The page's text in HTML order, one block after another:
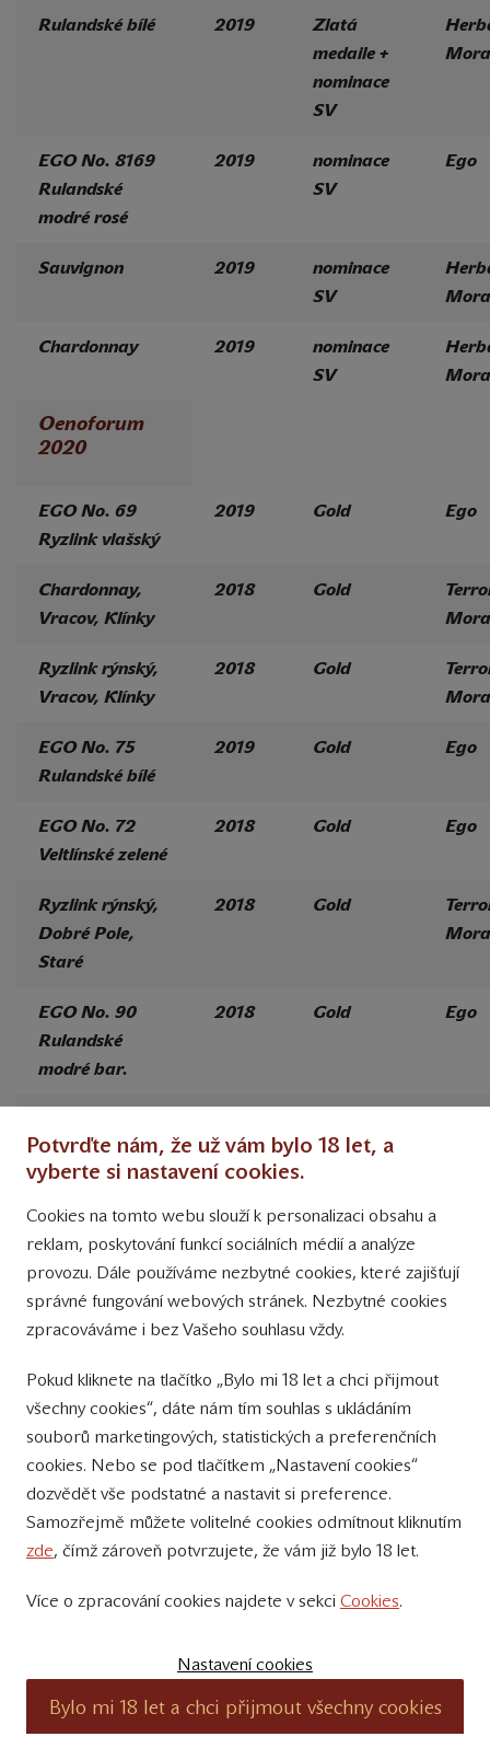
Rulandské bílé 2019
Zlatá
medaile +
nominace
SV
EGO No. 8169
Rulandské
modré rosé
2019
nominace
SV
Ego
Sauvignon 2019
nominace
SV
Chardonnay 2019
nominace
SV
Oenoforum
2020
EGO No. 69
Ryzlink vlašský
2019 Gold Ego
Chardonnay,
Vracov, Klínky
2018 Gold
Ryzlink rýnský,
Vracov, Klínky
2018 Gold
EGO No. 75
Rulandské bílé
2019 Gold Ego
EGO No. 72
Veltlínské zelené
2018 Gold Ego
Ryzlink rýnský,
Dobré Pole,
Staré
2018 Gold
EGO No. 90
Rulandské
modré bar.
2018 Gold Ego
Chardonnay,
Rulandské bílé
Vinař roku
2020
Ego No. 59
Rulandské šedé,
vzc
2017
Zlatá
medaile
Ego
Ryzlink rýnský,
Vracov, Klínky
2016
Stříbrná
medaile
Ryzlink rýnský,
Mikulov, Za
cihelnou
2017
Bronzová
medaile
Ryzlink rýnský,
2017
Bronzová
Sekt 1876 2013
Bronzová
medaile
Sekt
Potvrďte nám, že už vám bylo 18 let, a
vyberte si nastavení cookies.
Cookies na tomto webu slouží k personalizaci obsahu a
reklam, poskytování funkcí sociálních médií a analýze
provozu. Dále používáme nezbytné cookies, které zajišťují
správné fungování webových stránek. Nezbytné cookies
zpracováváme i bez Vašeho souhlasu vždy.
Pokud kliknete na tlačítko „Bylo mi 18 let a chci přijmout
všechny cookies“, dáte nám tím souhlas s ukládáním
souborů marketingových, statistických a preferenčních
cookies. Nebo se pod tlačítkem „Nastavení cookies“
dozvědět vše podstatné a nastavit si preference.
Samozřejmě můžete volitelné cookies odmítnout kliknutím
zde, čímž zároveň potvrzujete, že vám již bylo 18 let.
Více o zpracování cookies najdete v sekci Cookies.
Nastavení cookies
Bylo mi 18 let a chci přijmout všechny cookies